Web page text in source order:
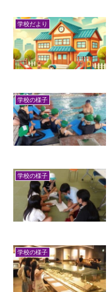
学校だより
学校の様子
学校の様子
学校の様子